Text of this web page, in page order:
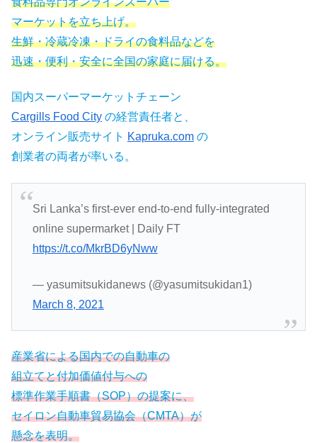
マーケットを立ち上げ。
生鮮・冷蔵冷凍・ドライの食料品などを
迅速・便利・安全に全国の家庭に届ける。
国内スーパーマーケットチェーン
Cargills Food City の経営責任者と、
オンライン販売サイト Kapruka.com の
創業者の両者が率いる。
Sri Lanka’s first-ever end-to-end fully-integrated
online supermarket | Daily FT
https://t.co/MkrBD6yNww
— yasumitsukidanews (@yasumitsukidan1)
March 8, 2021
産業省による国内での自動車の
組立てと付加価値付与への
標準作業手順書（SOP）の提案に、
セイロン自動車貿易協会（CMTA）が
懸念を表明。